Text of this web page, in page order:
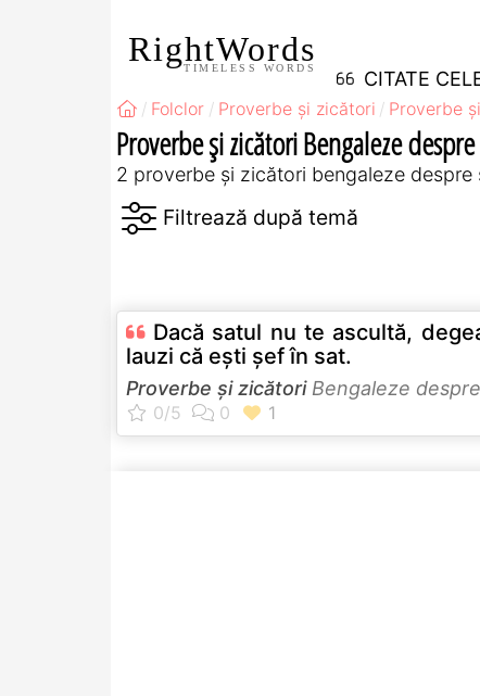
RightWords
TIMELESS WORDS CITATE
Folclor Proverbe și zicători Proverbe
Proverbe și zicători Bengaleze
2 proverbe și zicători bengaleze despre
Dacă satul nu te ascultă,
lauzi că eşti şef în sat.
Proverbe și zicătoriBengaleze despre